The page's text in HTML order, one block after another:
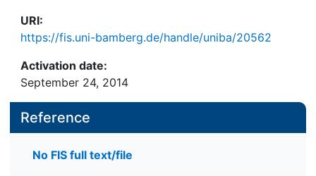
URI:
https://fis.uni-bamberg.de/handle/uniba/20562
Activation date:
September 24, 2014
Reference
No FIS full text/file